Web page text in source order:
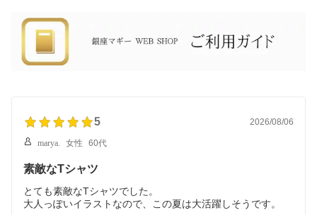
5 2026/08/06
marya. 女性 60代
素敵なTシャツ
とても素敵なTシャツでした。
大人っぽいイラストなので、この夏は大活躍しそうです。